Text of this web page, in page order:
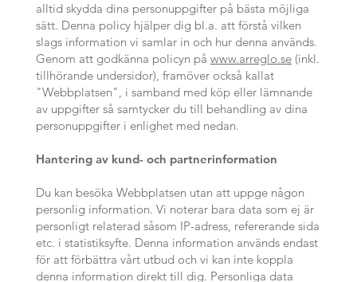
alltid skydda dina personuppgifter på bästa möjliga
sätt. Denna policy hjälper dig bl.a. att förstå vilken
slags information vi samlar in och hur denna används.
Genom att godkänna policyn på www.arreglo.se(inkl.
tillhörande undersidor), framöver också kallat
"Webbplatsen", i samband med köp eller lämnande
av uppgifter så samtycker du till behandling av dina
personuppgifter i enlighet med nedan.
Hantering av kund- och partnerinformation
Du kan besöka Webbplatsen utan att uppge någon
personlig information. Vi noterar bara data som ej är
personligt relaterad såsom IP-adress, refererande sida
etc. i statistiksyfte. Denna information används endast
för att förbättra vårt utbud och vi kan inte koppla
denna information direkt till dig. Personliga data